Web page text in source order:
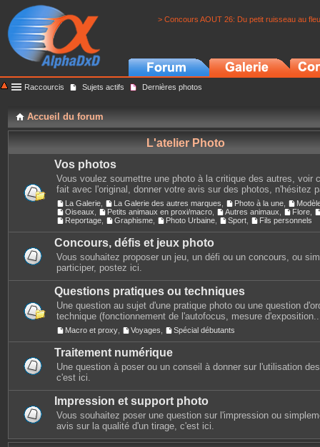
> Concours AOUT 26: Du petit ruisseau au
Raccourcis Sujets actifs Dernières photos
Accueil du forum
L'atelier Photo
Vos photos
Vous voulez soumettre une photo à la critique des autres, voir
fait avec l'original, donner votre avis sur des photos, n'hésitez
La Galerie La Galerie des autres marques Photo à la une
Oiseaux
Petits animaux en proxi/macro Autres animaux Flore
Reportage
Graphisme Photo Urbaine Sport Fils personnels
Concours, défis et jeux photo
Vous souhaitez proposer un jeu, un défi ou un concours, ou
participer, postez ici.
Questions pratiques ou techniques
Une question au sujet d'une pratique photo ou une question
technique (fonctionnement de l'autofocus, mesure
Macro et proxy Voyages Spécial débutants
Traitement numérique
Une question à poser ou un conseil à donner sur l'utilisation
c'est ici.
Impression et support photo
Vous souhaitez poser une question sur l'impression ou
avis sur la qualité d'un tirage, c'est ici.